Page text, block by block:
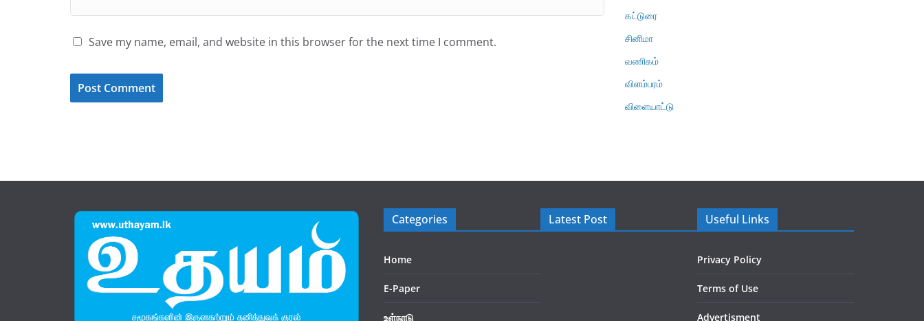
Save my name, email, and website in this browser for the next time I comment.
கட்டுரை
சினிமா
வணிகம்
விளம்பரம்
விளையாட்டு
Categories
Home
E-Paper
உள்நாடு
Latest Post Useful Links
Privacy Policy
Terms of Use
Advertisment